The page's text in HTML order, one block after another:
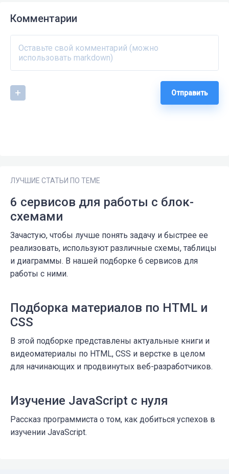
Комментарии
Отправить
ЛУЧШИЕ СТАТЬИ ПО ТЕМЕ
6 сервисов для работы с блок-
схемами
Зачастую, чтобы лучше понять задачу и быстрее ее
реализовать, используют различные схемы, таблицы
и диаграммы. В нашей подборке 6 сервисов для
работы с ними.
Подборка материалов по HTML и
CSS
В этой подборке представлены актуальные книги и
видеоматериалы по HTML, CSS и верстке в целом
для начинающих и продвинутых веб-разработчиков.
Изучение JavaScript с нуля
Рассказ программиста о том, как добиться успехов в
изучении JavaScript.